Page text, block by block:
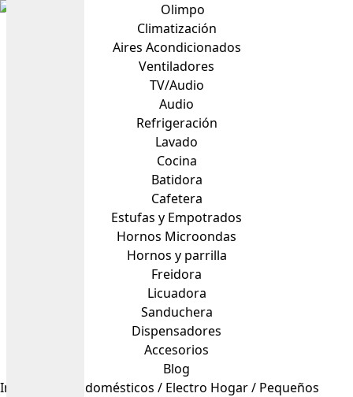
Olimpo
Climatización
Aires Acondicionados
Ventiladores
TV/Audio
Audio
Refrigeración
Lavado
Cocina
Batidora
Cafetera
Estufas y Empotrados
Hornos Microondas
Hornos y parrilla
Freidora
Licuadora
Sanduchera
Dispensadores
Accesorios
Blog
Inicio
Electrodomésticos / Electro Hogar/ Pequeños